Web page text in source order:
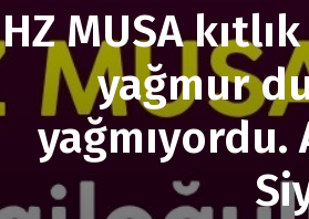
HZ MUSA
yağmur
yağmıyordu.